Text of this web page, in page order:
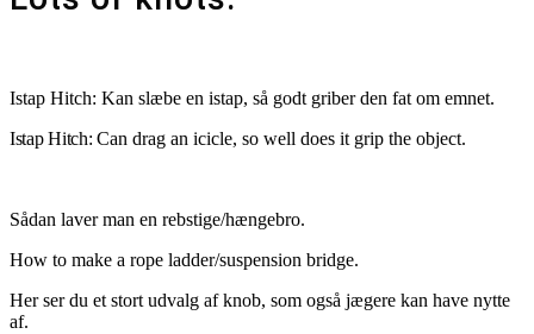
Istap Hitch: Kan slæbe en istap, så godt griber den fat om emnet.
Istap Hitch: Can drag an icicle, so well does it grip the object.
Sådan laver man en rebstige/hængebro.
How to make a rope ladder/suspension bridge.
Her ser du et stort udvalg af knob, som også jægere kan have nytte
af.